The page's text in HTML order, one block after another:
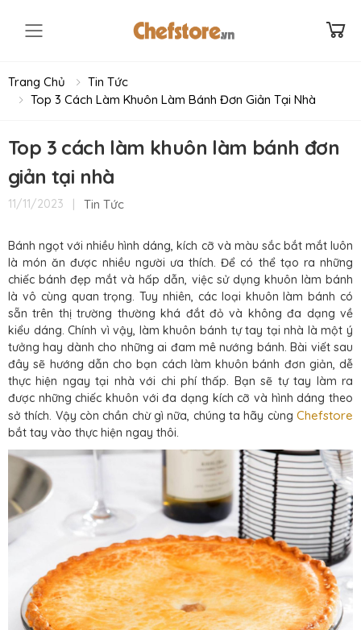
Toggle mobile menu
Trang Chủ
Tin Tức
Top 3 Cách Làm Khuôn Làm Bánh Đơn Giản Tại Nhà
Top 3 cách làm khuôn làm bánh đơn
giản tại nhà
11/11/2023 | Tin Tức
Bánh ngọt với nhiều hình dáng, kích cỡ và màu sắc bắt mắt luôn
là món ăn được nhiều người ưa thích. Để có thể tạo ra những
chiếc bánh đẹp mắt và hấp dẫn, việc sử dụng khuôn làm bánh
là vô cùng quan trọng. Tuy nhiên, các loại khuôn làm bánh có
sẵn trên thị trường thường khá đắt đỏ và không đa dạng về
kiểu dáng. Chính vì vậy, làm khuôn bánh tự tay tại nhà là một ý
tưởng hay dành cho những ai đam mê nướng bánh. Bài viết sau
đây sẽ hướng dẫn cho bạn cách làm khuôn bánh đơn giản, dễ
thực hiện ngay tại nhà với chi phí thấp. Bạn sẽ tự tay làm ra
được những chiếc khuôn với đa dạng kích cỡ và hình dáng theo
sở thích. Vậy còn chần chừ gì nữa, chúng ta hãy cùng Chefstore
bắt tay vào thực hiện ngay thôi.